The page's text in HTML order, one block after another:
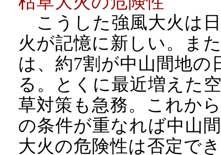
こうした強風大火は
火が記憶に新しい。ま
は、約7割が中山間地
る。とくに最近増えた
草対策も急務。これか
の条件が重なれば中山
大火の危険性は否定で